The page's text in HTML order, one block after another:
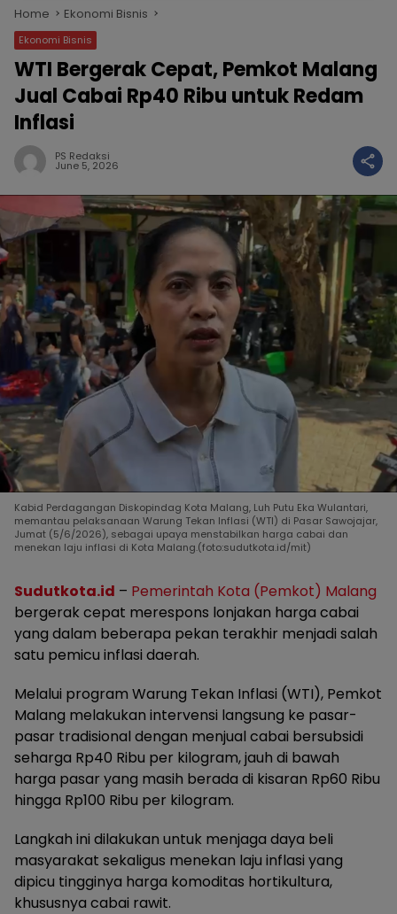
Home Ekonomi Bisnis
Ekonomi Bisnis
WTI Bergerak Cepat, Pemkot Malang
Jual Cabai Rp40 Ribu untuk Redam
Inflasi
PS Redaksi
June 5, 2026
Kabid Perdagangan Diskopindag Kota Malang, Luh Putu Eka Wulantari,
memantau pelaksanaan Warung Tekan Inflasi (WTI) di Pasar Sawojajar,
Jumat (5/6/2026), sebagai upaya menstabilkan harga cabai dan
menekan laju inflasi di Kota Malang.(foto:sudutkota.id/mit)
Sudutkota.id – Pemerintah Kota (Pemkot) Malang
bergerak cepat merespons lonjakan harga cabai
yang dalam beberapa pekan terakhir menjadi salah
satu pemicu inflasi daerah.
Melalui program Warung Tekan Inflasi (WTI), Pemkot
Malang melakukan intervensi langsung ke pasar-
pasar tradisional dengan menjual cabai bersubsidi
seharga Rp40 Ribu per kilogram, jauh di bawah
harga pasar yang masih berada di kisaran Rp60 Ribu
hingga Rp100 Ribu per kilogram.
Langkah ini dilakukan untuk menjaga daya beli
masyarakat sekaligus menekan laju inflasi yang
dipicu tingginya harga komoditas hortikultura,
khususnya cabai rawit.